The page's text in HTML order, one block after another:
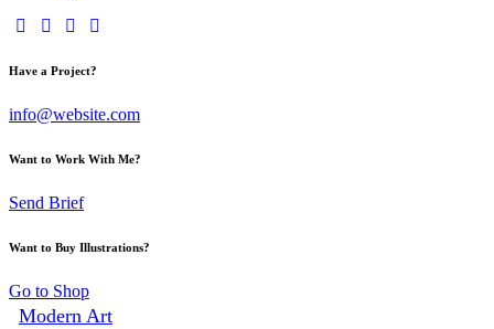
Have a Project?
info@website.com
Want to Work With Me?
Send Brief
Want to Buy Illustrations?
Go to Shop
Modern Art